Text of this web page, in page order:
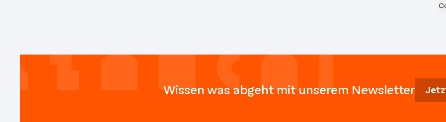
Wissen was abgeht mit unserem Newsletter